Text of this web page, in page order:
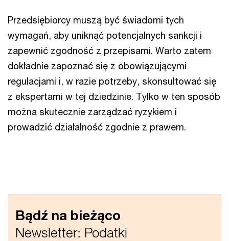
Przedsiębiorcy muszą być świadomi tych
wymagań, aby uniknąć potencjalnych sankcji i
zapewnić zgodność z przepisami. Warto zatem
dokładnie zapoznać się z obowiązującymi
regulacjami i, w razie potrzeby, skonsultować się
z ekspertami w tej dziedzinie. Tylko w ten sposób
można skutecznie zarządzać ryzykiem i
prowadzić działalność zgodnie z prawem.
Bądź na bieżąco
Newsletter: Podatki